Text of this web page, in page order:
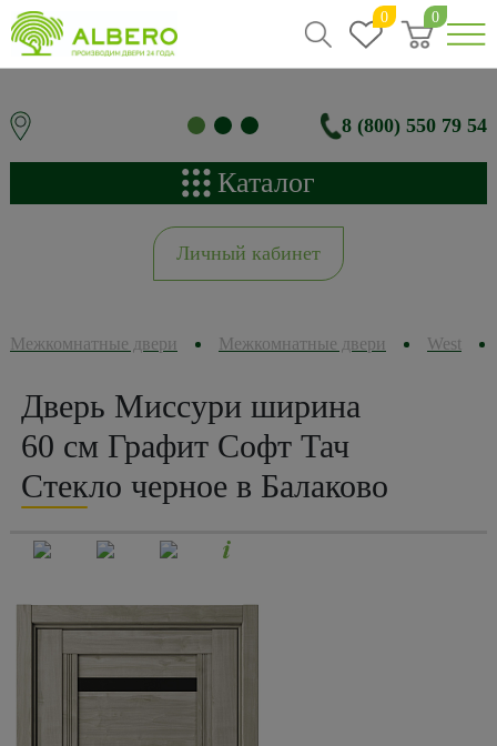
0 0
8 (800) 550 79 54
Каталог
Личный кабинет
Межкомнатные двери Межкомнатные двери West
Дверь Миссури ширина
60 см Графит Софт Тач
Стекло черное в Балаково